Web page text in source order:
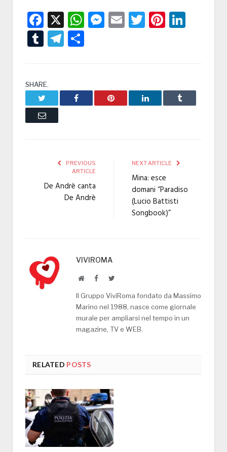
Facebook
X WhatsApp
Messenger
EmailTwitter
TumblrTelegram
SHARE.
Facebook Pinterest LinkedIn Tumblr
Email
PREVIOUS
ARTICLE
De Andrè canta
De Andrè
NEXT ARTICLE
Mina: esce
domani “Paradiso
(Lucio Battisti
Songbook)”
VIVIROMA
WebsiteFacebookTwitter
Il Gruppo ViviRoma fondato da Massimo
Marino nel 1988, nasce come giornale
murale per ampliarsi nel tempo in un
magazine, TV e WEB.
RELATED POSTS